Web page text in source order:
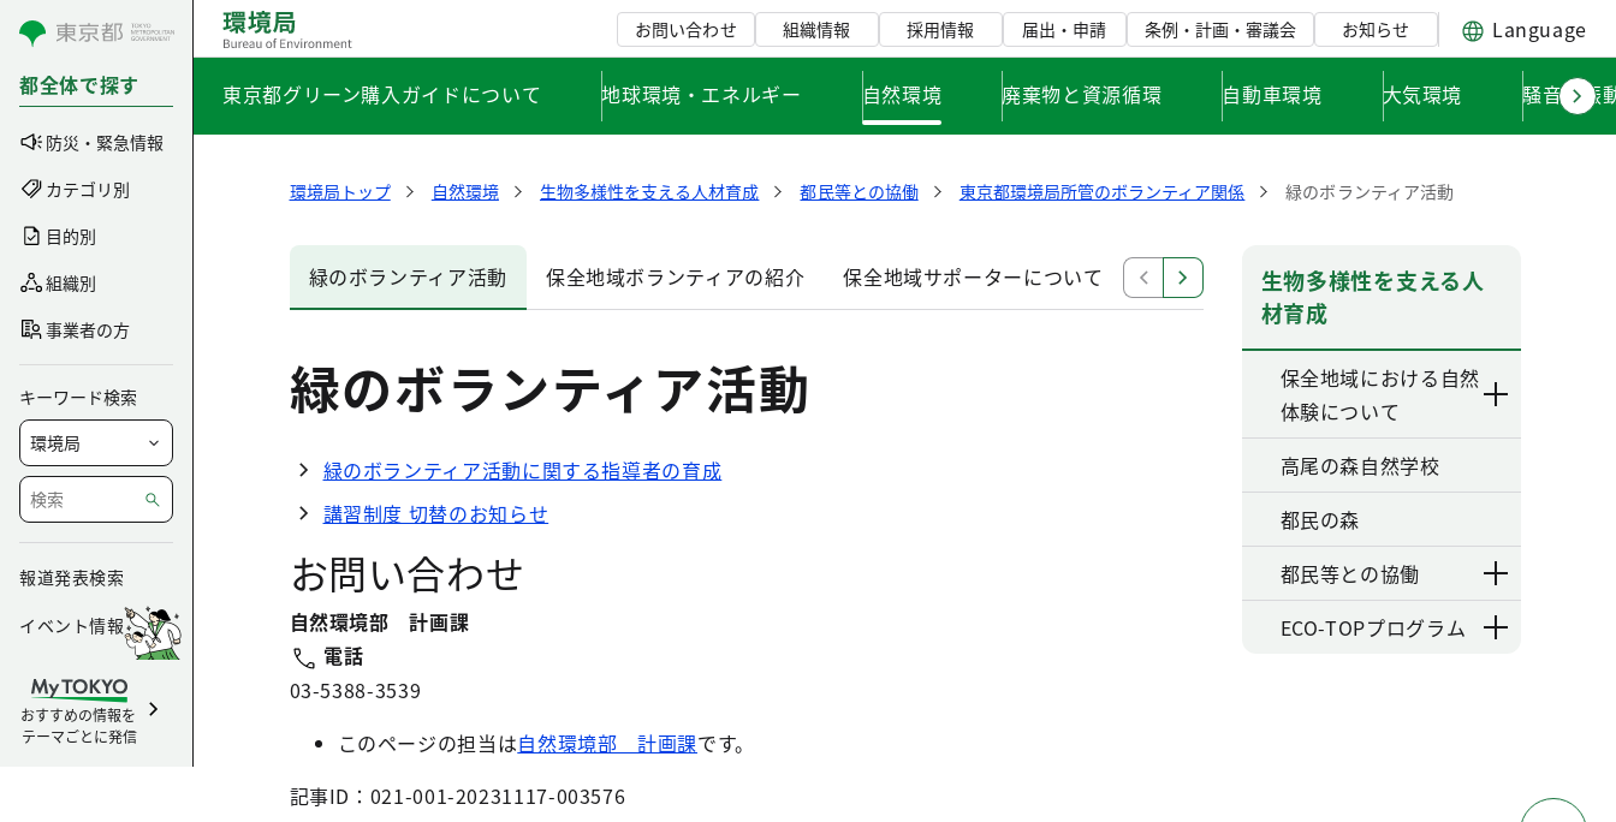
コンテンツにスキップ
都全体で探す
防災・緊急情報
カテゴリ別
目的別
組織別
事業者の方
キーワード検索
報道発表検索
イベント情報
おすすめの情報を
テーマごとに発信
お問い合わせ 組織情報 採用情報 届出・申請 条例・計画・審議会 お知らせ Language
東京都グリーン購入ガイドについて 地球環境・エネルギー 自然環境 廃棄物と資源循環 自動車環境 大気環境 騒音・振
環境局トップ 自然環境 生物多様性を支える人材育成 都民等との協働 東京都環境局所管のボランティア関係 緑のボランティア活動
緑のボランティア活動 保全地域ボランティアの紹介 保全地域サポーターについて 保全地域ボランティア団体に係る感謝状贈呈制度に
緑のボランティア活動
緑のボランティア活動に関する指導者の育成
講習制度 切替のお知らせ
お問い合わせ
自然環境部 計画課
電話
03-5388-3539
このページの担当は自然環境部 計画課です。
記事ID：021-001-20231117-003576
生物多様性を支える人
材育成
保全地域における自然
体験について
高尾の森自然学校
都民の森
都民等との協働
ECO-TOPプログラム